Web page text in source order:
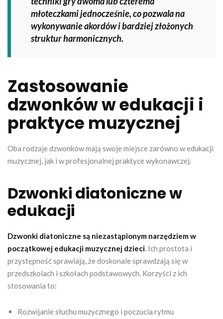
młoteczkami jednocześnie, co pozwala na
wykonywanie akordów i bardziej złożonych
struktur harmonicznych.
Zastosowanie
dzwonków w edukacji i
praktyce muzycznej
Oba rodzaje dzwonków mają swoje miejsce zarówno w edukacji
muzycznej, jak i w profesjonalnej praktyce wykonawczej.
Dzwonki diatoniczne w
edukacji
Dzwonki diatoniczne są niezastąpionym narzędziem w
początkowej edukacji muzycznej dzieci . Ich prostota i
przystępność sprawiają, że doskonale sprawdzają się w
przedszkolach i szkołach podstawowych. Korzyści z ich
stosowania to:
Rozwijanie słuchu muzycznego i poczucia rytmu